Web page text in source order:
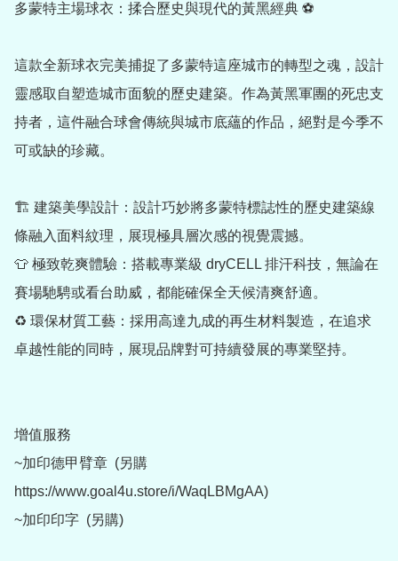
多蒙特主場球衣：揉合歷史與現代的黃黑經典 ⚽
這款全新球衣完美捕捉了多蒙特這座城市的轉型之魂，設計
靈感取自塑造城市面貌的歷史建築。作為黃黑軍團的死忠支
持者，這件融合球會傳統與城市底蘊的作品，絕對是今季不
可或缺的珍藏。
🏗️ 建築美學設計：設計巧妙將多蒙特標誌性的歷史建築線
條融入面料紋理，展現極具層次感的視覺震撼。
👕 極致乾爽體驗：搭載專業級 dryCELL 排汗科技，無論在
賽場馳騁或看台助威，都能確保全天候清爽舒適。
♻️ 環保材質工藝：採用高達九成的再生材料製造，在追求
卓越性能的同時，展現品牌對可持續發展的專業堅持。
增值服務
~加印德甲臂章  (另購
https://www.goal4u.store/i/WaqLBMgAA)
~加印印字  (另購)